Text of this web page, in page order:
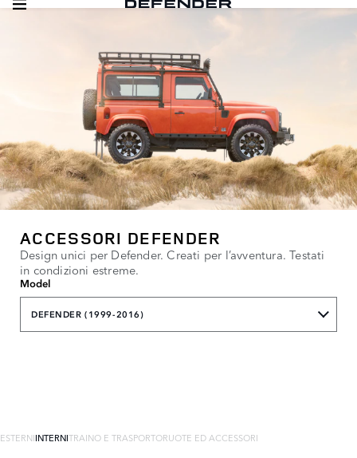
ACCESSORI DEFENDER
Design unici per Defender. Creati per l’avventura. Testati
in condizioni estreme.
Model
DEFENDER (1999-2016)
ESTERNIINTERNITRAINO E TRASPORTORUOTE ED ACCESSORI